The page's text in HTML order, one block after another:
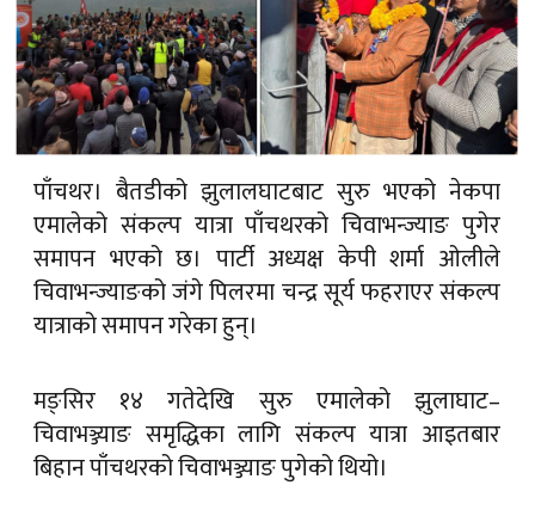
पाँचथर। बैतडीको झुलालघाटबाट सुरु भएको नेकपा
एमालेको संकल्प यात्रा पाँचथरको चिवाभन्ज्याङ पुगेर
समापन भएको छ। पार्टी अध्यक्ष केपी शर्मा ओलीले
चिवाभन्ज्याङको जंगे पिलरमा चन्द्र सूर्य फहराएर संकल्प
यात्राको समापन गरेका हुन्।
मङ्सिर १४ गतेदेखि सुरु एमालेको झुलाघाट–
चिवाभञ्ज्याङ समृद्धिका लागि संकल्प यात्रा आइतबार
बिहान पाँचथरको चिवाभञ्ज्याङ पुगेको थियो।